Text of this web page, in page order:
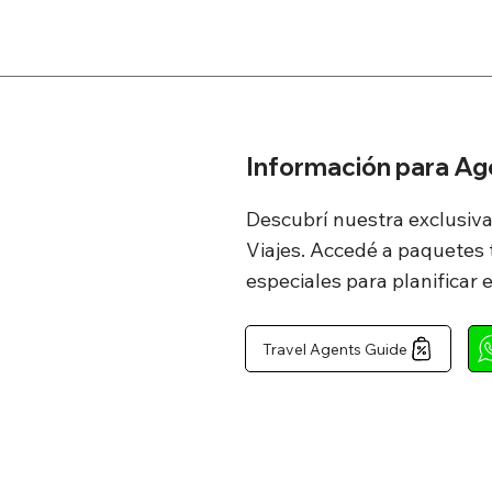
sobre la
estar en
Información para
Descubrí nuestra
Viajes. Accedé a
especiales para planificar
Travel Agents Guide